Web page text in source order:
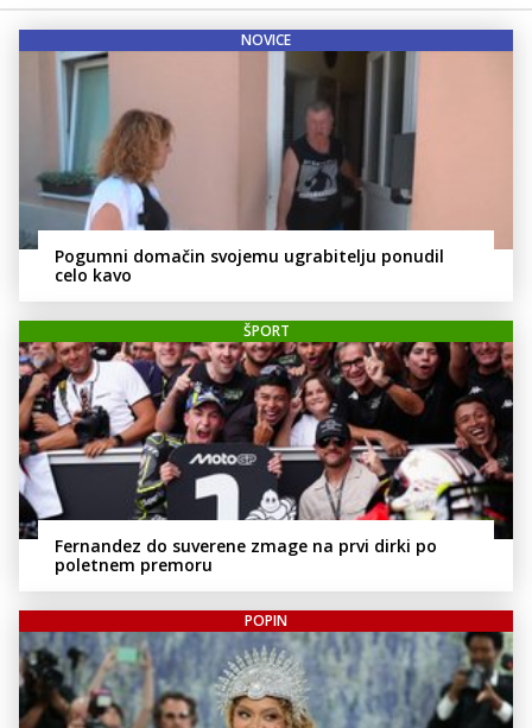
NOVICE
Pogumni domačin svojemu ugrabitelju ponudil
celo kavo
ŠPORT
Fernandez do suverene zmage na prvi dirki po
poletnem premoru
POPIN